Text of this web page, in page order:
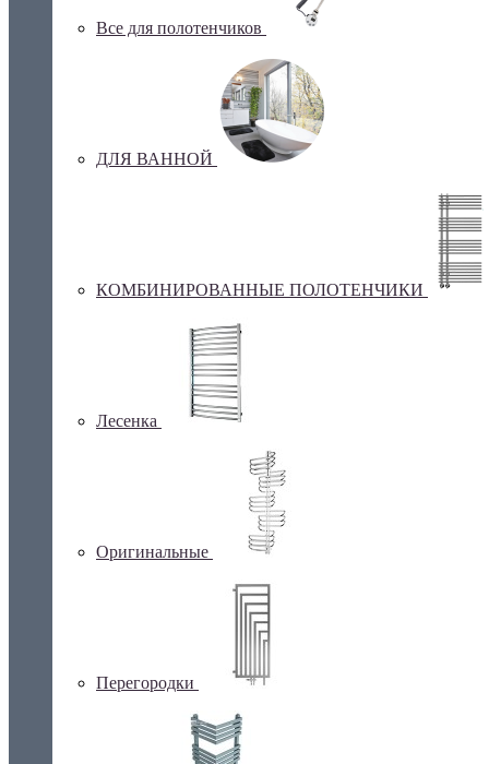
Все для полотенчиков
ДЛЯ ВАННОЙ
КОМБИНИРОВАННЫЕ ПОЛОТЕНЧИКИ
Лесенка
Оригинальные
Перегородки